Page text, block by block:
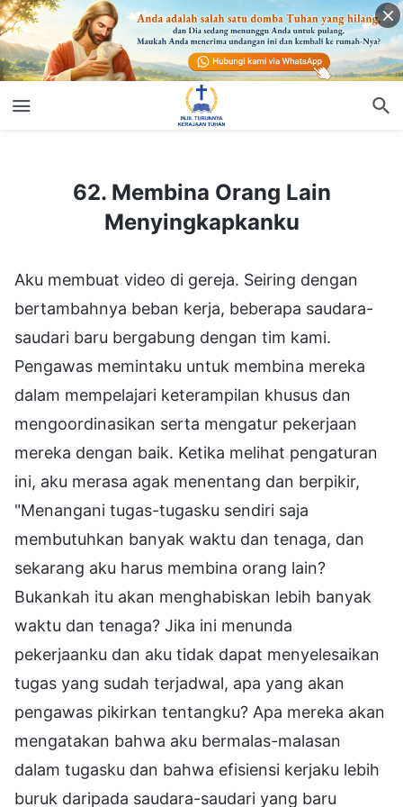
62. Membina Orang Lain Menyingkapkanku
62. Membina Orang Lain
Menyingkapkanku
Aku membuat video di gereja. Seiring dengan
bertambahnya beban kerja, beberapa saudara-
saudari baru bergabung dengan tim kami.
Pengawas memintaku untuk membina mereka
dalam mempelajari keterampilan khusus dan
mengoordinasikan serta mengatur pekerjaan
mereka dengan baik. Ketika melihat pengaturan
ini, aku merasa agak menentang dan berpikir,
"Menangani tugas-tugasku sendiri saja
membutuhkan banyak waktu dan tenaga, dan
sekarang aku harus membina orang lain?
Bukankah itu akan menghabiskan lebih banyak
waktu dan tenaga? Jika ini menunda
pekerjaanku dan aku tidak dapat menyelesaikan
tugas yang sudah terjadwal, apa yang akan
pengawas pikirkan tentangku? Apa mereka akan
mengatakan bahwa aku bermalas-malasan
dalam tugasku dan bahwa efisiensi kerjaku lebih
buruk daripada saudara-saudari yang baru